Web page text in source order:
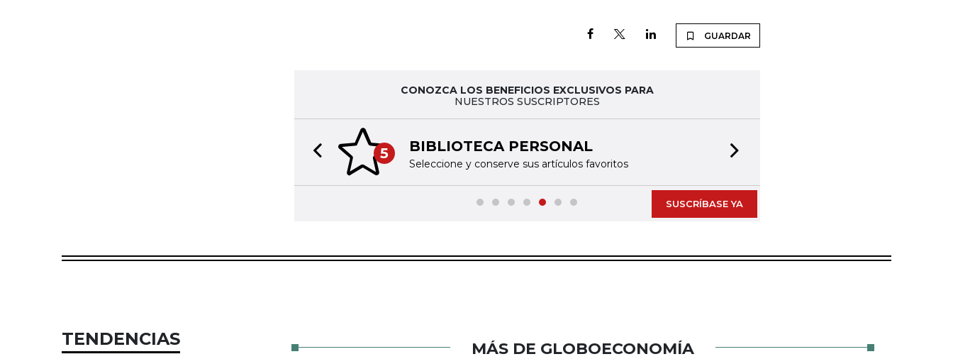
GUARDAR
CONOZCA LOS BENEFICIOS EXCLUSIVOS PARA
NUESTROS SUSCRIPTORES
5 BIBLIOTECA PERSONAL
Seleccione y conserve sus artículos favoritos
Previous slide
SUSCRÍBASE YA
TENDENCIAS MÁS DE GLOBOECONOMÍA